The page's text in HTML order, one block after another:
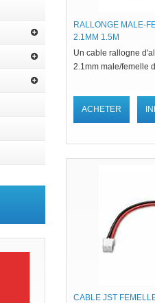
RALLONGE MALE-
2.1MM 1.5M
Un cable rallogne
2.1mm male/femelle
ACHETER
CABLE JST